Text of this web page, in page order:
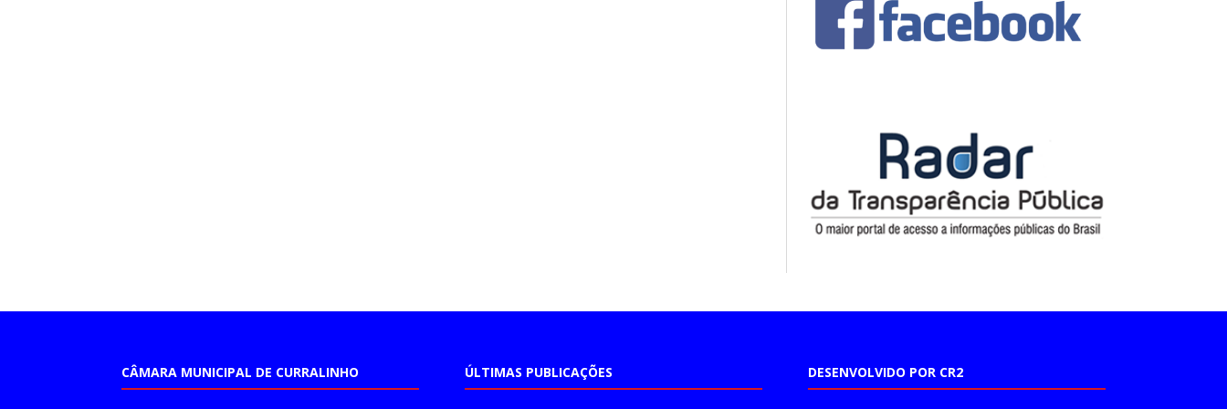
CÂMARA MUNICIPAL DE CURRALINHO ÚLTIMAS PUBLICAÇÕES DESENVOLVIDO POR CR2